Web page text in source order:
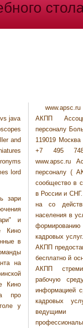
java
and
lord
зари
и
Кино
в
на
Кино
про
у
АКПП
персоналу
119019
+7 495 748
www.apsc.ru
персоналу (
сообщество в
в России и
на со
населения в
кадровых
АКПП
бесплатно й
АКПП
рабочую
информацией
кадровых
важные
населения.
о
занятости
Расшифровка
ИДЕЯ и как